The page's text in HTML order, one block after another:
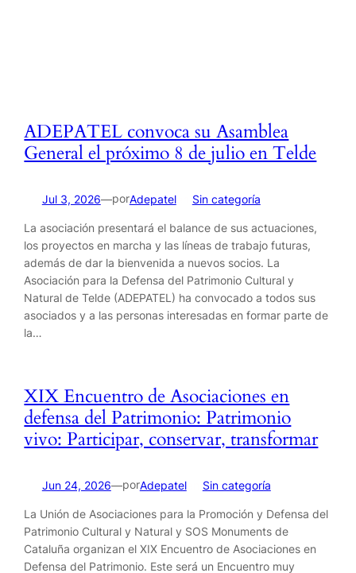
ADEPATEL convoca su Asamblea
General el próximo 8 de julio en Telde
Jul 3, 2026—porAdepatelen Sin categoría
La asociación presentará el balance de sus actuaciones,
los proyectos en marcha y las líneas de trabajo futuras,
además de dar la bienvenida a nuevos socios. La
Asociación para la Defensa del Patrimonio Cultural y
Natural de Telde (ADEPATEL) ha convocado a todos sus
asociados y a las personas interesadas en formar parte de
la…
XIX Encuentro de Asociaciones en
defensa del Patrimonio: Patrimonio
vivo: Participar, conservar, transformar
Jun 24, 2026—porAdepatelen Sin categoría
La Unión de Asociaciones para la Promoción y Defensa del
Patrimonio Cultural y Natural y SOS Monuments de
Cataluña organizan el XIX Encuentro de Asociaciones en
Defensa del Patrimonio. Este será un Encuentro muy